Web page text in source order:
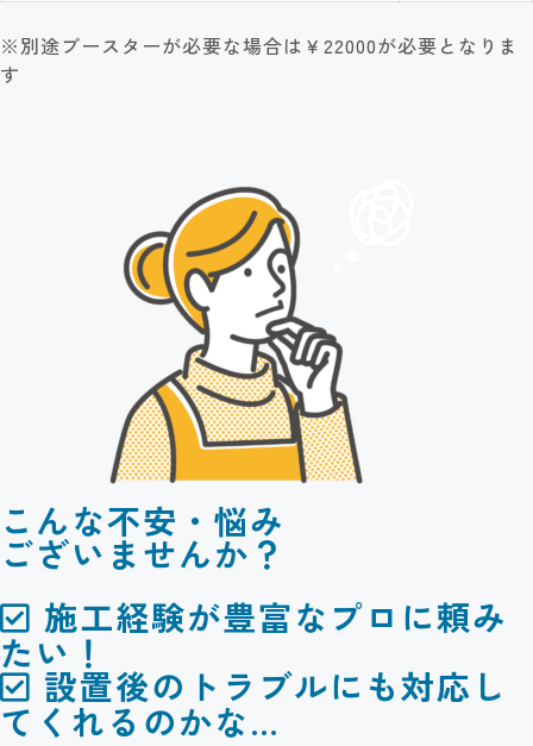
※別途ブースターが必要な場合は￥22000が必要となりま
す
こんな不安・悩み
ございませんか？
施工経験が豊富なプロに頼み
たい！
設置後のトラブルにも対応し
てくれるのかな…